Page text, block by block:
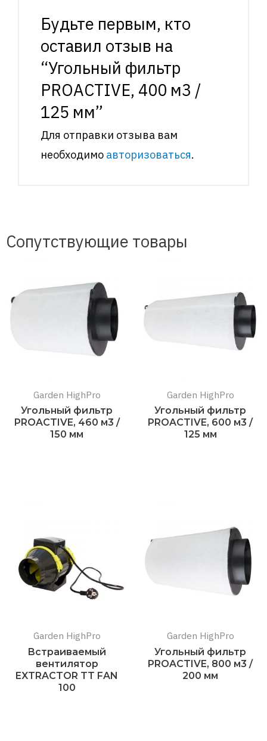
Будьте первым, кто
оставил отзыв на
“Угольный фильтр
PROACTIVE, 400 м3 /
125 мм”
Для отправки отзыва вам
необходимо авторизоваться.
Сопутствующие товары
Garden HighPro
Угольный фильтр
PROACTIVE, 460 м3 /
150 мм
Garden HighPro
Угольный фильтр
PROACTIVE, 600 м3 /
125 мм
Garden HighPro
Встраиваемый
вентилятор
EXTRACTOR TT FAN
100
Garden HighPro
Угольный фильтр
PROACTIVE, 800 м3 /
200 мм